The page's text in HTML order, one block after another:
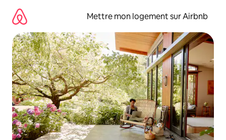
directement
contenu
Mettre mon logement sur Airbnb